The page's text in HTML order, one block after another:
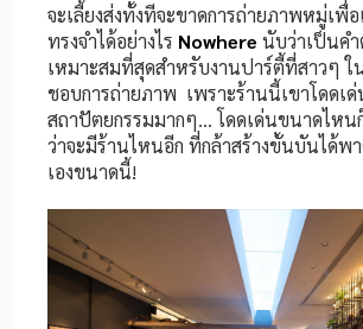
จะเลี้ยงส่งทั้งทีจะขาดการถ่ายภาพหมู่เพื่อ
ทรงจำได้อย่างไร Nowhere นับว่าเป็นค
เหมาะสมที่สุดสำหรับงานปาร์ตี้ที่สาวๆ
ชอบการถ่ายภาพ เพราะร้านนี้เขาโดดเด่
สถาปัตยกรรมมากๆ… โดดเด่นขนาดไหน
ว่าจะมีร้านไหนอีก ที่กล้าสร้างขั้นบันได้พ
เองขนาดนี้!